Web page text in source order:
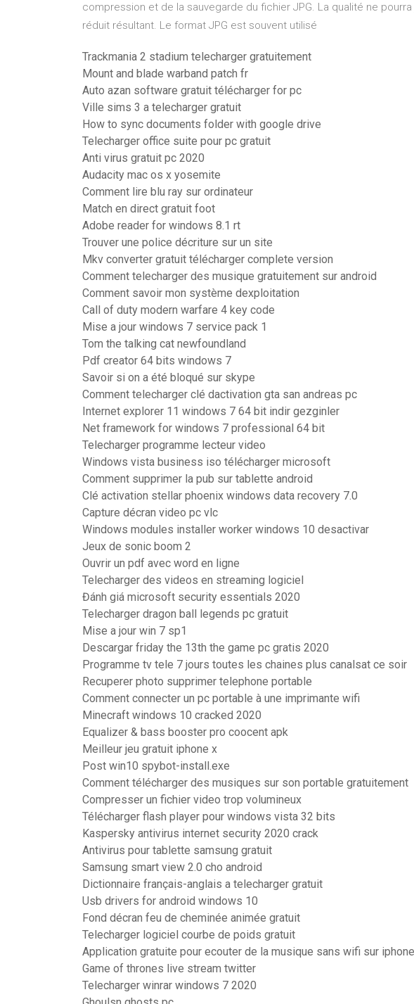
compression et de la sauvegarde du fichier JPG. La qualité ne
réduit résultant. Le format JPG est souvent utilisé
Trackmania 2 stadium telecharger gratuitement
Mount and blade warband patch fr
Auto azan software gratuit télécharger for pc
Ville sims 3 a telecharger gratuit
How to sync documents folder with google drive
Telecharger office suite pour pc gratuit
Anti virus gratuit pc 2020
Audacity mac os x yosemite
Comment lire blu ray sur ordinateur
Match en direct gratuit foot
Adobe reader for windows 8.1 rt
Trouver une police décriture sur un site
Mkv converter gratuit télécharger complete version
Comment telecharger des musique gratuitement sur android
Comment savoir mon système dexploitation
Call of duty modern warfare 4 key code
Mise a jour windows 7 service pack 1
Tom the talking cat newfoundland
Pdf creator 64 bits windows 7
Savoir si on a été bloqué sur skype
Comment telecharger clé dactivation gta san andreas pc
Internet explorer 11 windows 7 64 bit indir gezginler
Net framework for windows 7 professional 64 bit
Telecharger programme lecteur video
Windows vista business iso télécharger microsoft
Comment supprimer la pub sur tablette android
Clé activation stellar phoenix windows data recovery 7.0
Capture décran video pc vlc
Windows modules installer worker windows 10 desactivar
Jeux de sonic boom 2
Ouvrir un pdf avec word en ligne
Telecharger des videos en streaming logiciel
Đánh giá microsoft security essentials 2020
Telecharger dragon ball legends pc gratuit
Mise a jour win 7 sp1
Descargar friday the 13th the game pc gratis 2020
Programme tv tele 7 jours toutes les chaines plus canalsat ce soir
Recuperer photo supprimer telephone portable
Comment connecter un pc portable à une imprimante wifi
Minecraft windows 10 cracked 2020
Equalizer & bass booster pro coocent apk
Meilleur jeu gratuit iphone x
Post win10 spybot-install.exe
Comment télécharger des musiques sur son portable gratuitement
Compresser un fichier video trop volumineux
Télécharger flash player pour windows vista 32 bits
Kaspersky antivirus internet security 2020 crack
Antivirus pour tablette samsung gratuit
Samsung smart view 2.0 cho android
Dictionnaire français-anglais a telecharger gratuit
Usb drivers for android windows 10
Fond décran feu de cheminée animée gratuit
Telecharger logiciel courbe de poids gratuit
Application gratuite pour ecouter de la musique sans wifi sur iphone
Game of thrones live stream twitter
Telecharger winrar windows 7 2020